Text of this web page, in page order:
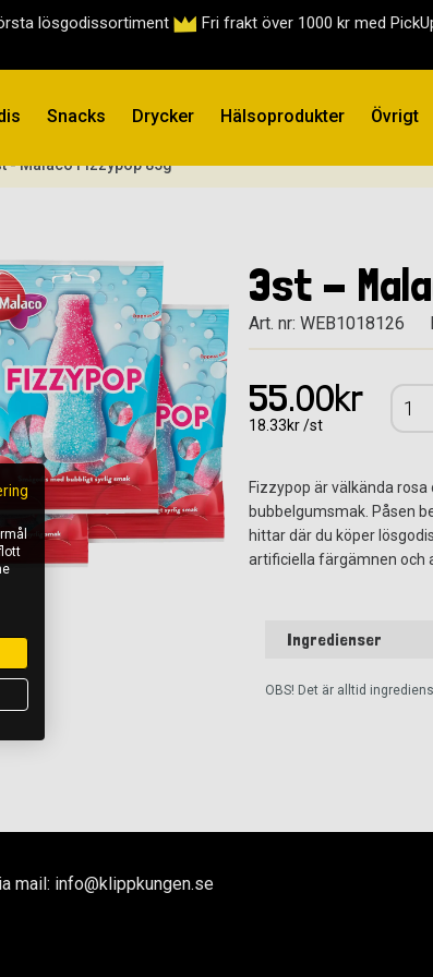
lösgodissortiment Fri frakt över 1000 kr med
Snacks Drycker Hälsoprodukter Övrigt
- Malaco Fizzypop 85g
3st -
Art. nr: WEB1018126
55.00kr
18.33kr /st
Fizzypop är välkända
bubbelgumsmak. Påsen
hittar där du köper
artificiella färgämnen och
Ingredienser
OBS! Det är alltid
mail: info@klippkungen.se